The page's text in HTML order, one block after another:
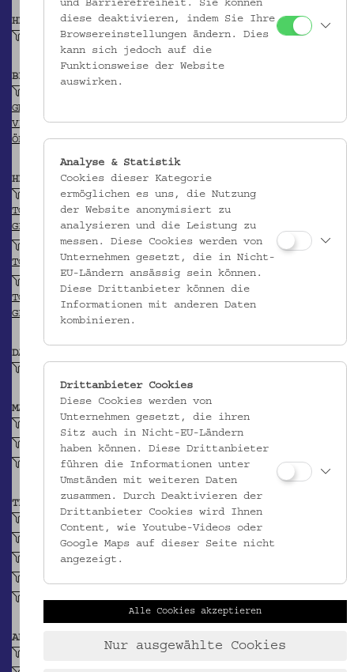
HERSTELLER/IN
Hafnerei Kuntner (?)
BEITRAGENDE/R
GND
VIAF
ÖBL
HERKUNFT
Bruneck (?)
TGN
GEONAMES
Pustertal, Südtirol
TGN
TGN
GEONAMES
DATIERUNG
MATERIAL
TECHNIK
engobiert (Keramik)
Malhornmalerei (Keramik)
Pinseldekor (Keramik)
glasiert, farbigtransparent (Keramik)
ABBILDUNG
Streifenförmiges Motiv
und Barrierefreiheit. Sie können
diese deaktivieren, indem Sie Ihre
Browsereinstellungen ändern. Dies
kann sich jedoch auf die
Funktionsweise der Website
auswirken.
Analyse & Statistik
Cookies dieser Kategorie
ermöglichen es uns, die Nutzung
der Website anonymisiert zu
analysieren und die Leistung zu
messen. Diese Cookies werden von
Unternehmen gesetzt, die in Nicht-
EU-Ländern ansässig sein können.
Diese Drittanbieter können die
Informationen mit anderen Daten
kombinieren.
Drittanbieter Cookies
Diese Cookies werden von
Unternehmen gesetzt, die ihren
Sitz auch in Nicht-EU-Ländern
haben können. Diese Drittanbieter
führen die Informationen unter
Umständen mit weiteren Daten
zusammen. Durch Deaktivieren der
Drittanbieter Cookies wird Ihnen
Content, wie Youtube-Videos oder
Google Maps auf dieser Seite nicht
angezeigt.
Alle Cookies akzeptieren
Nur ausgewählte Cookies